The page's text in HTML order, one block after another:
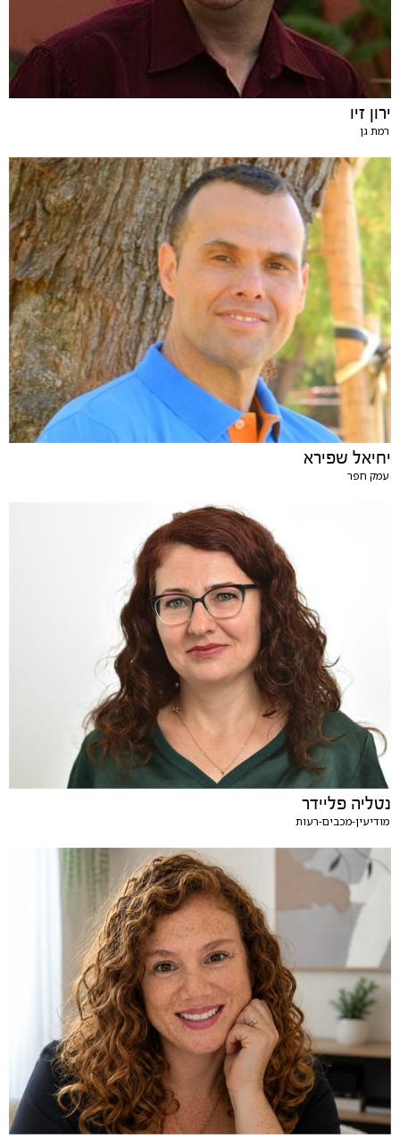
ירון זיו
רמת גן
יחיאל שפירא
עמק חפר
נטליה פליידר
מודיעין-מכבים-רעות